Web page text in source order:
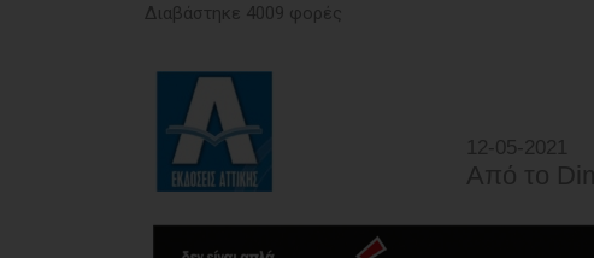
Διαβάστηκε 4009 φορές
12-05-2021
Από τo